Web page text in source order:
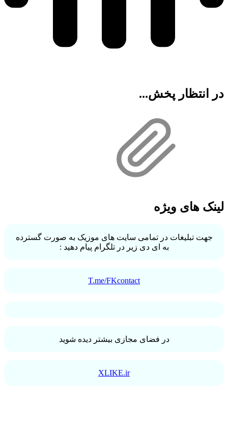
در انتظار پخش...
لینک های ویژه
جهت تبلیغات در تمامی سایت های موزیک به صورت گسترده
به ای دی زیر در تلگرام پیام دهید :
T.me/FKcontact
در فضای مجازی بیشتر دیده شوید
XLIKE.ir